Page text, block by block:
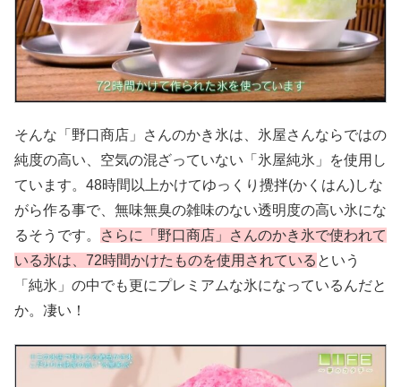
そんな「野口商店」さんのかき氷は、氷屋さんならではの
純度の高い、空気の混ざっていない「氷屋純氷」を使用し
ています。48時間以上かけてゆっくり攪拌(かくはん)しな
がら作る事で、無味無臭の雑味のない透明度の高い氷にな
るそうです。
さらに「野口商店」さんのかき氷で使われて
いる氷は、72時間かけたものを使用されている という
「純氷」の中でも更にプレミアムな氷になっているんだと
か。凄い！